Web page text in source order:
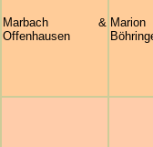
Marbach &
Offenhausen
Marion